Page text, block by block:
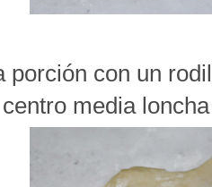
porción con un
media